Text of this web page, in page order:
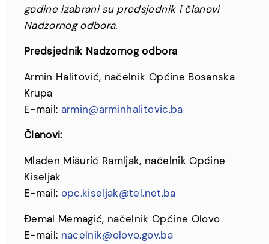
godine izabrani su predsjednik i članovi
Nadzornog odbora.
Predsjednik Nadzornog odbora
Armin Halitović, načelnik Općine Bosanska
Krupa
E-mail: armin@arminhalitovic.ba
Članovi:
Mladen Mišurić Ramljak, načelnik Općine
Kiseljak
E-mail: opc.kiseljak@tel.net.ba
Đemal Memagić, načelnik Općine Olovo
E-mail: nacelnik@olovo.gov.ba